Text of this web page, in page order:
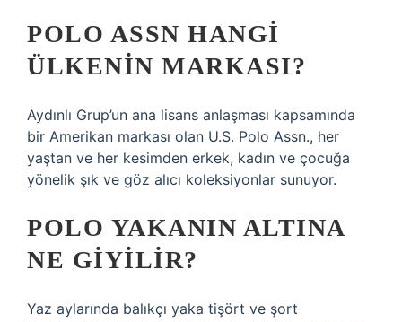
POLO ASSN HANGI
ÜLKENIN MARKASI?
Aydınlı Grup’un ana lisans anlaşması kapsamında
bir Amerikan markası olan U.S. Polo Assn., her
yaştan ve her kesimden erkek, kadın ve çocuğa
yönelik şık ve göz alıcı koleksiyonlar sunuyor.
POLO YAKANIN ALTINA
NE GIYILIR?
Yaz aylarında balıkçı yaka tişört ve şort